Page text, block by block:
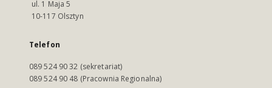
ul. 1 Maja 5
10-117 Olsztyn
Telefon
089 524 90 32 (sekretariat)
089 524 90 48 (Pracownia Regionalna)